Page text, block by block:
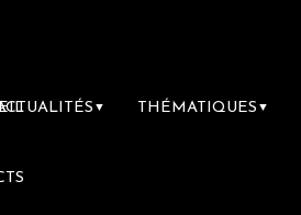
▼ THÉMATIQUES ▼